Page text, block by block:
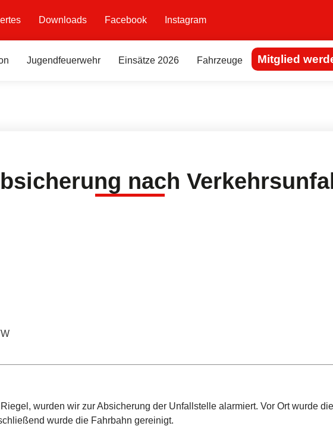
Downloads Facebook Instagram
Jugendfeuerwehr Einsätze 2026 Fahrzeuge Mitglied
nach
wurden wir zur Absicherung der Unfallstelle alarmiert. Vor Ort wurde
wurde die Fahrbahn gereinigt.